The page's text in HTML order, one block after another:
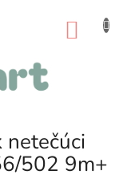
netečúci
502 9m+